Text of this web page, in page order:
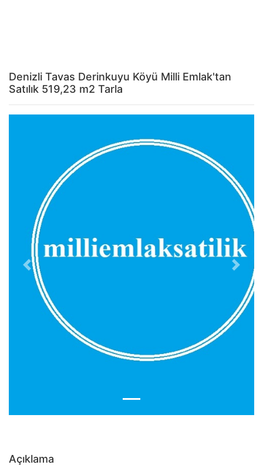
Denizli Tavas Derinkuyu Köyü Milli Emlak'tan
Satılık 519,23 m2 Tarla
Previous Next
Açıklama